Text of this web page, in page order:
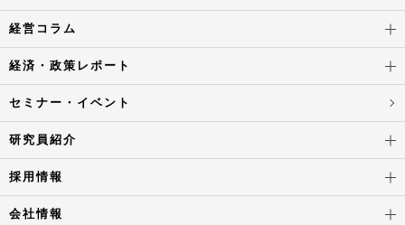
経営コラム
経済・政策レポート
セミナー・イベント
研究員紹介
採用情報
会社情報